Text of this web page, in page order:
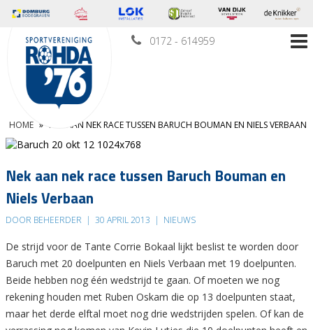
0172 - 614959
HOME » NEK AAN NEK RACE TUSSEN BARUCH BOUMAN EN NIELS VERBAAN
Nek aan nek race tussen Baruch Bouman en
Niels Verbaan
DOOR BEHEERDER | 30 APRIL 2013 | NIEUWS
De strijd voor de Tante Corrie Bokaal lijkt beslist te worden door
Baruch met 20 doelpunten en Niels Verbaan met 19 doelpunten.
Beide hebben nog één wedstrijd te gaan. Of moeten we nog
rekening houden met Ruben Oskam die op 13 doelpunten staat,
maar het derde elftal moet nog drie wedstrijden spelen. Of kan de